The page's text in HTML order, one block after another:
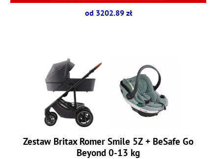
od 3202.89 zł
Zestaw Britax Romer Smile 5Z + BeSafe Go
Beyond 0-13 kg